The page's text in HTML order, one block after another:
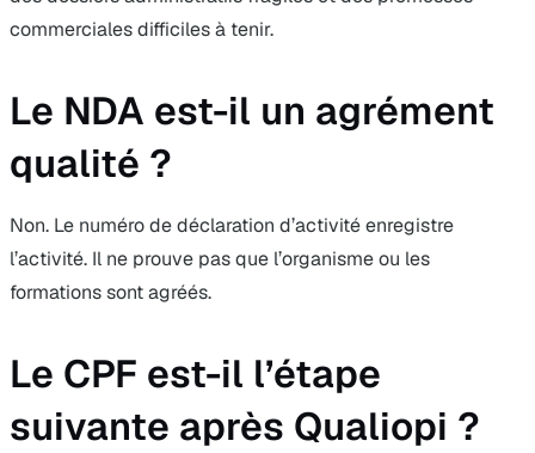
commerciales difficiles à tenir.
Le NDA est-il un agrément
qualité ?
Non. Le numéro de déclaration d’activité enregistre
l’activité. Il ne prouve pas que l’organisme ou les
formations sont agréés.
Le CPF est-il l’étape
suivante après Qualiopi ?